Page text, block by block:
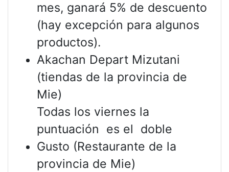
mes, ganará 5% de descuento
(hay excepción para algunos
productos).
Akachan Depart Mizutani
(tiendas de la provincia de
Mie)
Todas los viernes la
puntuación es el doble
Gusto (Restaurante de la
provincia de Mie)